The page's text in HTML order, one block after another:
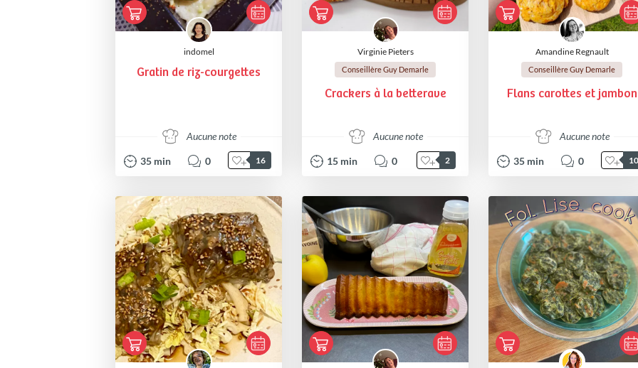
indomel
Gratin de riz-courgettes
Aucune note
35 min 0 16
Virginie Pieters
Conseillère Guy Demarle
Crackers à la betterave
Aucune note
15 min 0 2
Amandine Regnault
Conseillère Guy Demarle
Flans carottes et jambon
Aucune note
35 min 0